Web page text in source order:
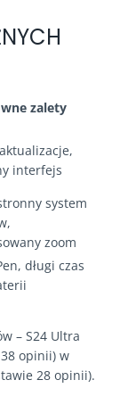
zalety
interfejs
system
zoom
długi czas
– S24 Ultra
opinii) w
28 opinii).